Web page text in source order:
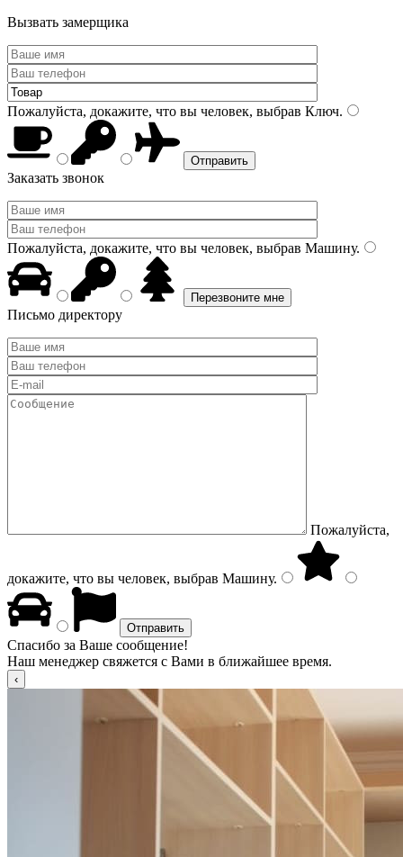
Вызвать замерщика
Пожалуйста, докажите, что вы человек, выбрав Ключ.
Заказать звонок
Пожалуйста, докажите, что вы человек, выбрав Машину.
Письмо директору
Пожалуйста,
докажите, что вы человек, выбрав Машину.
Спасибо за Ваше сообщение!
Наш менеджер свяжется с Вами в ближайшее время.